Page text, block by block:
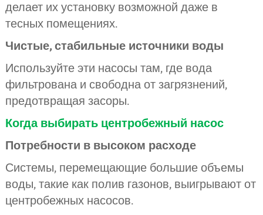
делает их установку возможной даже в
тесных помещениях.
Чистые, стабильные источники воды
Используйте эти насосы там, где вода
фильтрована и свободна от загрязнений,
предотвращая засоры.
Когда выбирать центробежный насос
Потребности в высоком расходе
Системы, перемещающие большие объемы
воды, такие как полив газонов, выигрывают от
центробежных насосов.